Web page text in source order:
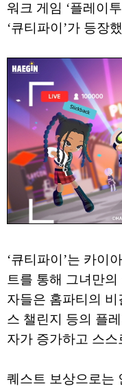
워크 게임 ‘플레이
‘큐티파이’가 등장
‘큐티파이’는 카이
트를 통해 그녀만
자들은 홈파티의
스 챌린지 등의 플
자가 증가하고 스
퀘스트 보상으로는